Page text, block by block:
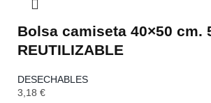
Bolsa camiseta 40×50 cm.
REUTILIZABLE
DESECHABLES
3,18 €